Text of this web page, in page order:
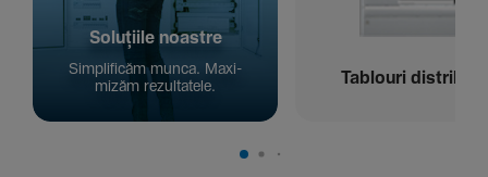
Solu­țiile noastre
Simpli­ficăm munca. Maxi­
mizăm rezul­ta­tele.
Tablouri